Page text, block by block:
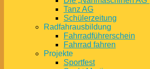
Tanz AG
Schülerzeitung
Radfahrausbildung
Fahrradführerschein
Fahrrad fahren
Projekte
Sportfest